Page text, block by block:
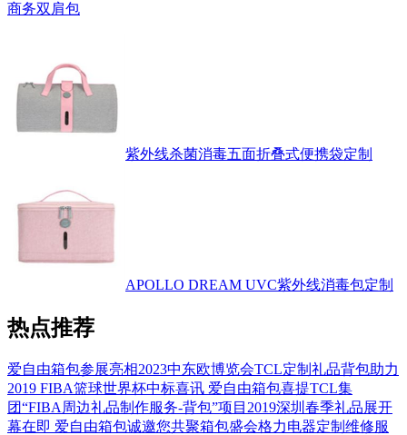
商务双肩包
紫外线杀菌消毒五面折叠式便携袋定制
APOLLO DREAM UVC紫外线消毒包定制
热点推荐
爱自由箱包参展亮相2023中东欧博览会TCL定制礼品背包助力
2019 FIBA篮球世界杯中标喜讯 爱自由箱包喜提TCL集
团“FIBA周边礼品制作服务-背包”项目 2019深圳春季礼品展开
幕在即 爱自由箱包诚邀您共聚箱包盛会格力电器定制维修服